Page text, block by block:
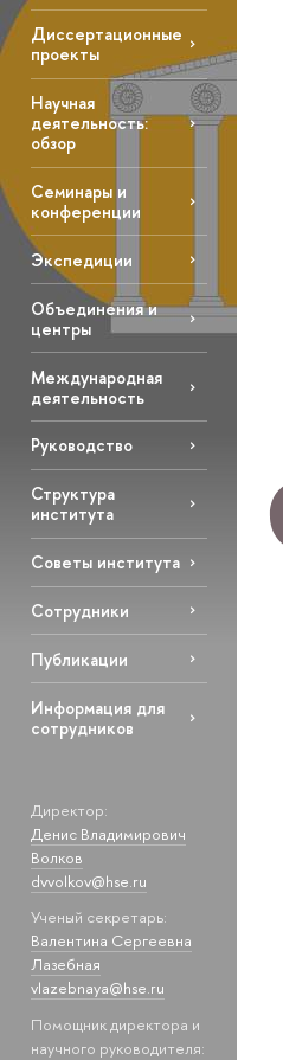
Диссертационные
проекты
Научная
деятельность:
обзор
Семинары и
конференции
Экспедиции
Объединения и
центры
Международная
деятельность
Руководство
Структура
института
Советы института
Сотрудники
Публикации
Информация для
сотрудников
Директор:
Денис Владимирович
Волков
dvvolkov@hse.ru
Ученый секретарь:
Валентина Сергеевна
Лазебная
vlazebnaya@hse.ru
Помощник директора и
научного руководителя: